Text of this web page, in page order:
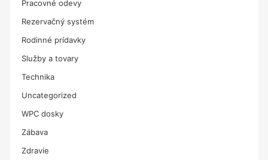
Pracovné odevy
Rezervačný systém
Rodinné prídavky
Služby a tovary
Technika
Uncategorized
WPC dosky
Zábava
Zdravie